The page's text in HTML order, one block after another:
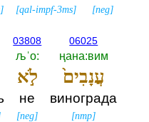
[neg]
[qal-impf-3ms]
]
06025
ңана:вим
עֲנָבִים֙
винограда
[nmp]
03808
љˈо:‎
לֹ֣א
не
[neg]